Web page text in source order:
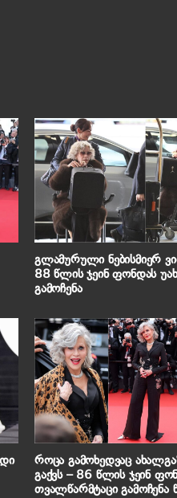
გლამურული ნებისმიერ
88 წლის ჯეინ ფონდას
გამოჩენა
როცა გამოხედვაც
გაქვს – 86 წლის ჯეინ
თვალწარმტაცი გამოჩენა